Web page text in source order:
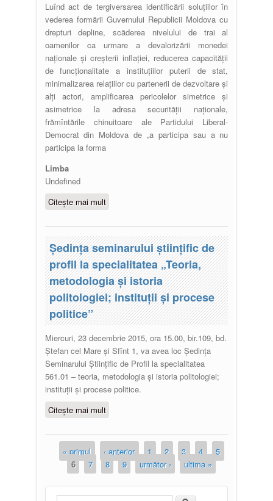
Luînd act de tergiversarea identificării soluțiilor în
vederea formării Guvernului Republicii Moldova cu
drepturi depline, scăderea nivelului de trai al
oamenilor ca urmare a devalorizării monedei
naționale și creșterii inflației, reducerea capacității
de funcționalitate a instituțiilor puterii de stat,
minimalizarea relațiilor cu partenerii de dezvoltare și
alți actori, amplificarea pericolelor simetrice și
asimetrice la adresa securității naționale,
frămîntările chinuitoare ale Partidului Liberal-
Democrat din Moldova de „a participa sau a nu
participa la forma
Limba
Undefined
Citește mai multdespre Propuneri privind formarea
majoritate ad hoc
Ședința seminarului științific de
profil la specialitatea „Teoria,
metodologia și istoria
politologiei; instituții și procese
politice”
Miercuri, 23 decembrie 2015, ora 15.00, bir.109, bd.
Ștefan cel Mare și Sfînt 1, va avea loc Ședința
Seminarului Științific de Profil la specialitatea
561.01 – teoria, metodologia și istoria politologiei;
instituții și procese politice.
Citește mai multdespre Ședința seminarului
„Teoria, metodologia și istoria
politologiei; instituții și procese
politice”
Pagini
« primul ‹ anterior 1 2 3 4
5
6
7 8 9 următor › ultima »